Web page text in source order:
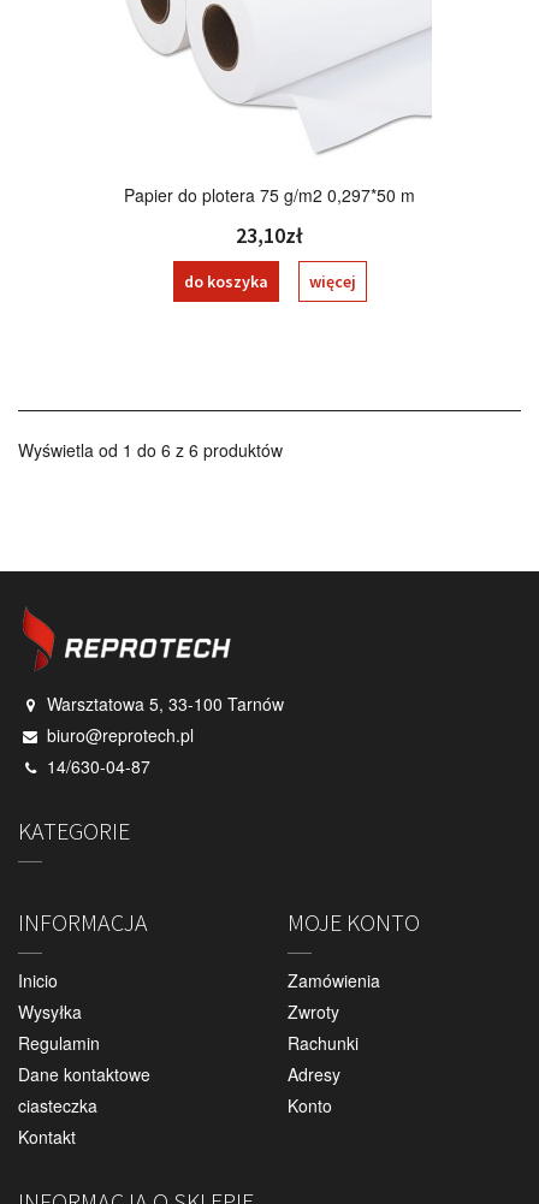
Papier do plotera 75 g/m2 0,297*50 m
23,10zł
do koszyka więcej
Wyświetla od 1 do 6 z 6 produktów
Warsztatowa 5, 33-100 Tarnów
biuro@reprotech.pl
14/630-04-87
KATEGORIE
INFORMACJA
Inicio
Wysyłka
Regulamin
Dane kontaktowe
ciasteczka
Kontakt
MOJE KONTO
Zamówienia
Zwroty
Rachunki
Adresy
Konto